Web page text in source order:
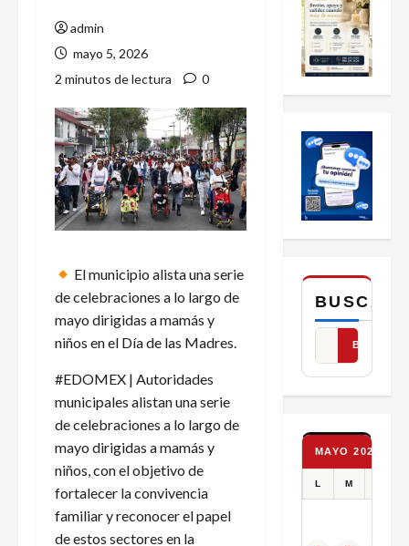
admin
mayo 5, 2026
2 minutos de lectura
0
El municipio alista una serie
de celebraciones a lo largo de
mayo dirigidas a mamás y
niños en el Día de las Madres.
#EDOMEX | Autoridades
municipales alistan una serie
de celebraciones a lo largo de
mayo dirigidas a mamás y
niños, con el objetivo de
fortalecer la convivencia
familiar y reconocer el papel
de estos sectores en la
BUSCAR
BUSCAR
MAYO 2026
L M